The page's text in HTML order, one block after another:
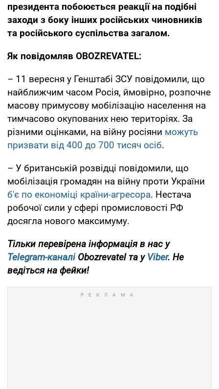
президента побоюється реакції на подібні
заходи з боку інших російських чиновників
та російського суспільства загалом.
Як повідомляв OBOZREVATEL:
– 11 вересня у Генштабі ЗСУ повідомили, що
найближчим часом Росія, ймовірно, розпочне
масову примусову мобілізацію населення на
тимчасово окупованих нею територіях. За
різними оцінками, на війну росіяни можуть
призвати від 400 до 700 тисяч осіб.
– У британській розвідці повідомили, що
мобілізація громадян на війну проти України
б'є по економіці країни-агресора. Нестача
робочої сили у сфері промисловості РФ
досягла нового максимуму.
Тільки перевірена інформація в нас у
Telegram-каналіObozrevatel та уViber. Не
ведіться на фейки!